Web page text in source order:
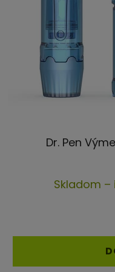
Dr. Pen
Skladom